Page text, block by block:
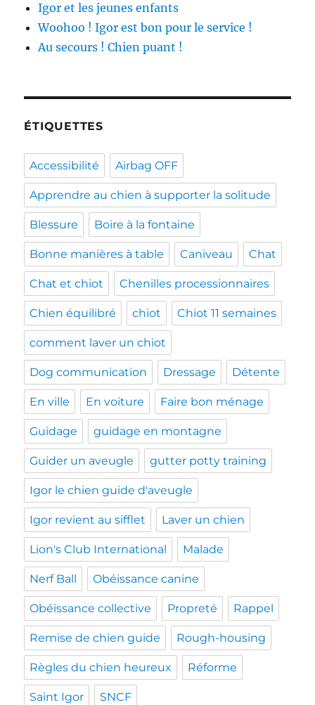
Igor et les jeunes enfants
Woohoo ! Igor est bon pour le service !
Au secours ! Chien puant !
ÉTIQUETTES
Accessibilité Airbag OFF
Apprendre au chien à supporter la solitude
Blessure Boire à la fontaine
Bonne manières à table Caniveau Chat
Chat et chiot Chenilles processionnaires
Chien équilibré chiot Chiot 11 semaines
comment laver un chiot
Dog communication Dressage Détente
En ville En voiture Faire bon ménage
Guidage guidage en montagne
Guider un aveugle gutter potty training
Igor le chien guide d'aveugle
Igor revient au sifflet Laver un chien
Lion's Club International Malade
Nerf Ball Obéissance canine
Obéissance collective Propreté Rappel
Remise de chien guide Rough-housing
Règles du chien heureux Réforme
Saint Igor SNCF